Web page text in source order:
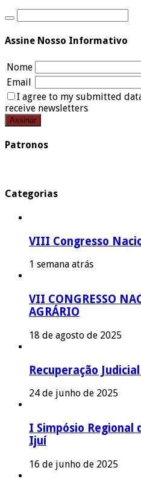
Assine Nosso Informativo
Nome
Email
I agree to my submitted
receive newsletters
Patronos
Categorias
VIII Congresso
1 semana atrás
VII CONGRESSO
AGRÁRIO
18 de agosto de 2025
Recuperação
24 de junho de 2025
I Simpósio Regional
Ijuí
16 de junho de 2025